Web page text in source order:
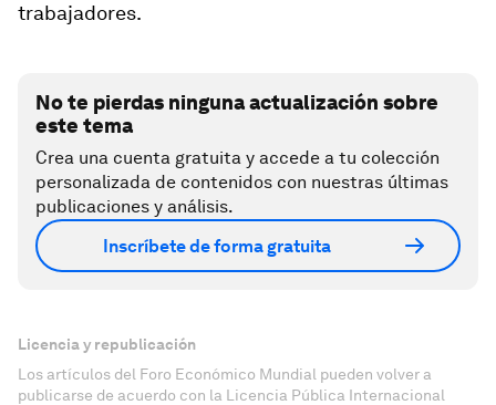
trabajadores.
No te pierdas ninguna actualización sobre
este tema
Crea una cuenta gratuita y accede a tu colección
personalizada de contenidos con nuestras últimas
publicaciones y análisis.
Inscríbete de forma gratuita
Licencia y republicación
Los artículos del Foro Económico Mundial pueden volver a
publicarse de acuerdo con la Licencia Pública Internacional